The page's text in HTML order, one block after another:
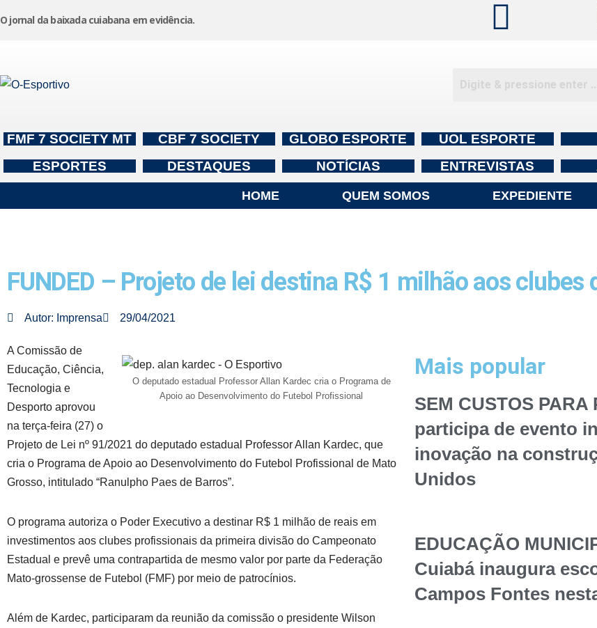
o
O jornal da baixada cuiabana em evidência.
FMF 7 SOCIETY MT CBF 7 SOCIETY GLOBO ESPORTE UOL ESPORTE
ESPORTES
DESTAQUES NOTÍCIAS ENTREVISTAS
HOME QUEM SOMOS EXPEDIENTE
FUNDED – Projeto de lei destina R$ 1 milhão aos
Autor: Imprensa 29/04/2021
O deputado estadual Professor Allan Kardec cria o Programa de
Apoio ao Desenvolvimento do Futebol Profissional
A Comissão de
Educação, Ciência,
Tecnologia e
Desporto aprovou
na terça-feira (27) o
Projeto de Lei nº 91/2021 do deputado estadual Professor Allan Kardec, que
cria o Programa de Apoio ao Desenvolvimento do Futebol Profissional de Mato
Grosso, intitulado “Ranulpho Paes de Barros”.
O programa autoriza o Poder Executivo a destinar R$ 1 milhão de reais em
investimentos aos clubes profissionais da primeira divisão do Campeonato
Estadual e prevê uma contrapartida de mesmo valor por parte da Federação
Mato-grossense de Futebol (FMF) por meio de patrocínios.
Além de Kardec, participaram da reunião da comissão o presidente Wilson
Mais popular
SEM CUSTOS
participa de evento
inovação na
Unidos
EDUCAÇÃO
Cuiabá inaugura
Campos Fontes